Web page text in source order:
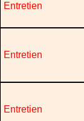
Entretien
Entretien
Entretien